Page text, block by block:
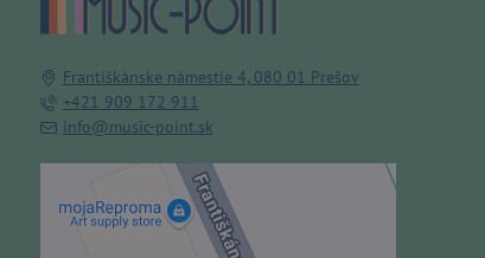
Františkánske námestie 4, 080 01 Prešov
+421 909 172 911
info@music-point.sk
Externý obsah je blokovaný